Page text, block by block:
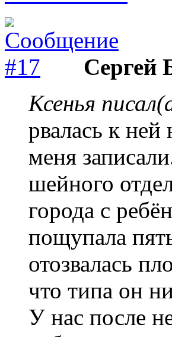
Сергей
Ксенья
рвалась к
меня
шейного
города с
пощупала
отозвалась
что типа он
У нас после